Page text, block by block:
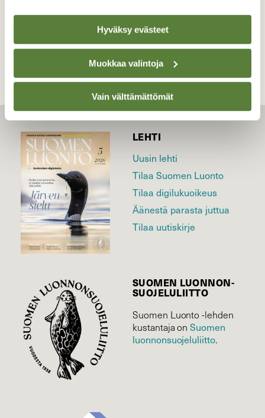
Hyväksy evästeet
Muokkaa valintoja
Vain välttämättömät
TAKAISIN LISTAAN
LEHTI
Uusin lehti
Tilaa Suomen Luonto
Tilaa digilukuoikeus
Äänestä parasta juttua
Tilaa uutiskirje
SUOMEN LUONNON­
SUOJELU­LIITTO
Suomen Luonto -lehden
kustantaja onSuomen
luonnonsuojelu­liitto.